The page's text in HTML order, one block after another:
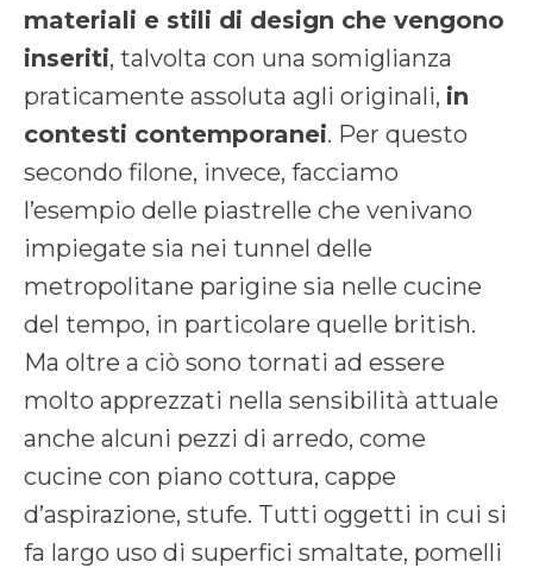
materiali e stili di design che vengono
inseriti, talvolta con una somiglianza
praticamente assoluta agli originali, in
contesti contemporanei. Per questo
secondo filone, invece, facciamo
l’esempio delle piastrelle che venivano
impiegate sia nei tunnel delle
metropolitane parigine sia nelle cucine
del tempo, in particolare quelle british.
Ma oltre a ciò sono tornati ad essere
molto apprezzati nella sensibilità attuale
anche alcuni pezzi di arredo, come
cucine con piano cottura, cappe
d’aspirazione, stufe. Tutti oggetti in cui si
fa largo uso di superfici smaltate, pomelli